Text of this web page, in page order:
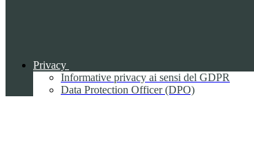
Privacy
Informative privacy ai sensi del GDPR
Data Protection Officer (DPO)